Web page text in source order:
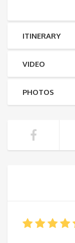
ITINERARY
VIDEO
PHOTOS